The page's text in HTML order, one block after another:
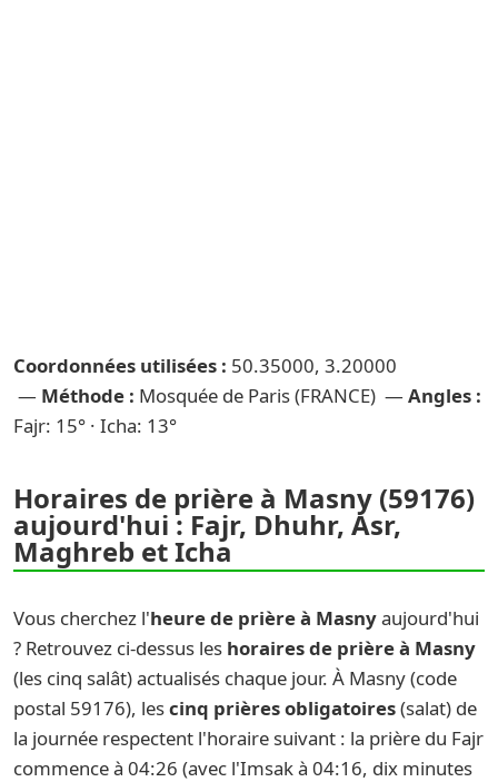
Coordonnées utilisées : 50.35000, 3.20000
— Méthode : Mosquée de Paris (FRANCE) — Angles :
Fajr: 15° · Icha: 13°
Horaires de prière à Masny (59176)
aujourd'hui : Fajr, Dhuhr, Asr,
Maghreb et Icha
Vous cherchez l'heure de prière à Masnyaujourd'hui
? Retrouvez ci-dessus les horaires de prière à Masny
(les cinq salât) actualisés chaque jour. À Masny (code
postal 59176), lescinq prières obligatoires(salat) de
la journée respectent l'horaire suivant : la prière du Fajr
commence à 04:26 (avec l'Imsak à 04:16, dix minutes